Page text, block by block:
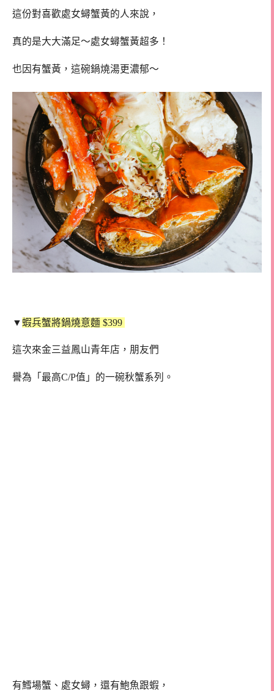
這份對喜歡處女蟳蟹黃的人來說，
真的是大大滿足～處女蟳蟹黃超多！
也因有蟹黃，這碗鍋燒湯更濃郁～
▼ 蝦兵蟹將鍋燒意麵 $399
這次來金三益鳳山青年店，朋友們
譽為「最高C/P值」的一碗秋蟹系列。
有鱈場蟹、處女蟳，還有鮑魚跟蝦，